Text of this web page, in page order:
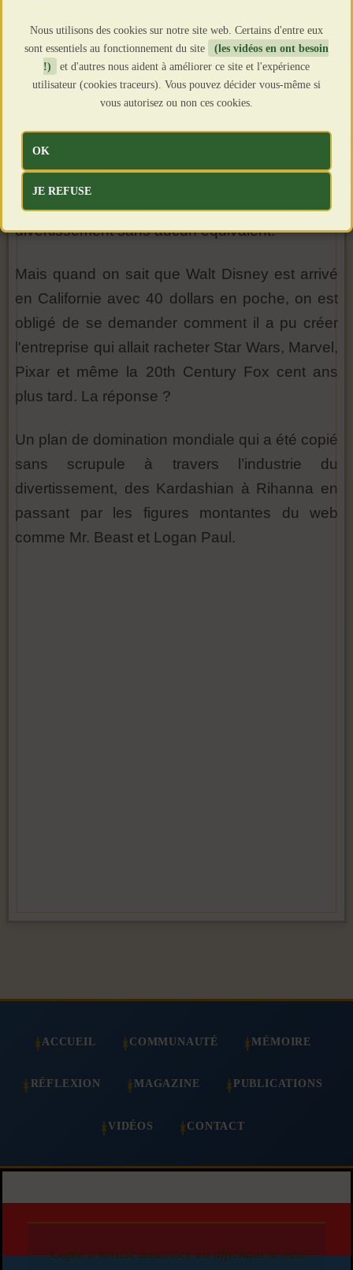
oreilles : sur les 20 films les plus rentables de
l’histoire, 14 sont produits par Disney ou par
des boîtes qu’ils ont rachetées.
Au-delà du cinéma, Disney possède des
chaînes de télévision, quatre bateaux de
répartis sur toute la planète. C'est un empire du
divertissement sans aucun équivalent.
Mais quand on sait que Walt Disney est arrivé
en Californie avec 40 dollars en poche, on est
obligé de se demander comment il a pu créer
l'entreprise qui allait racheter Star Wars, Marvel,
Pixar et même la 20th Century Fox cent ans
plus tard. La réponse ?
Un plan de domination mondiale qui a été copié
sans scrupule à travers l’industrie du
divertissement, des Kardashian à Rihanna en
passant par les figures montantes du web
comme Mr. Beast et Logan Paul.
ACCUEIL COMMUNAUTÉ MÉMOIRE
RÉFLEXION MAGAZINE PUBLICATIONS
VIDÉOS CONTACT
Copie d'article autorisée en affichant le lien
Nous utilisons des cookies sur notre site web. Certains d'entre eux
sont essentiels au fonctionnement du site
(les vidéos en ont besoin
!)
et d'autres nous aident à améliorer ce site et l'expérience
utilisateur (cookies traceurs). Vous pouvez décider vous-même si
vous autorisez ou non ces cookies.
OK
JE REFUSE